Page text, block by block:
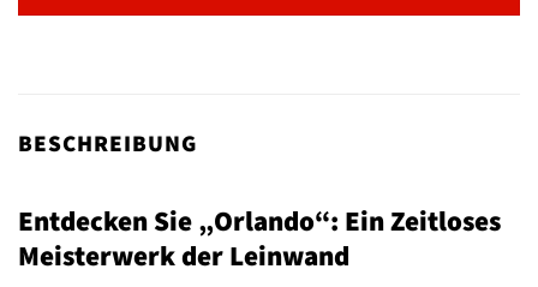
BESCHREIBUNG
Entdecken Sie „Orlando“: Ein Zeitloses
Meisterwerk der Leinwand